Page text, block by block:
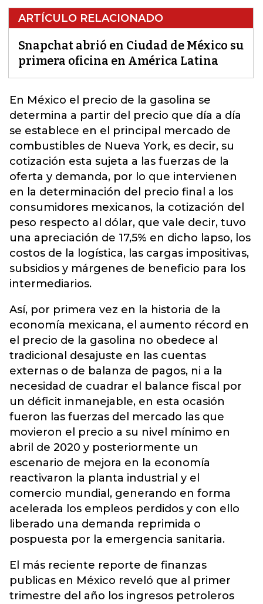
ARTÍCULO RELACIONADO
Snapchat abrió en Ciudad de México su
primera oficina en América Latina
En México el precio de la gasolina se
determina a partir del precio que día a día
se establece en el principal mercado de
combustibles de Nueva York, es decir, su
cotización esta sujeta a las fuerzas de la
oferta y demanda, por lo que intervienen
en la determinación del precio final a los
consumidores mexicanos, la cotización del
peso respecto al dólar, que vale decir, tuvo
una apreciación de 17,5% en dicho lapso, los
costos de la logística, las cargas impositivas,
subsidios y márgenes de beneficio para los
intermediarios.
Así, por primera vez en la historia de la
economía mexicana, el aumento récord en
el precio de la gasolina no obedece al
tradicional desajuste en las cuentas
externas o de balanza de pagos, ni a la
necesidad de cuadrar el balance fiscal por
un déficit inmanejable, en esta ocasión
fueron las fuerzas del mercado las que
movieron el precio a su nivel mínimo en
abril de 2020 y posteriormente un
escenario de mejora en la economía
reactivaron la planta industrial y el
comercio mundial, generando en forma
acelerada los empleos perdidos y con ello
liberado una demanda reprimida o
pospuesta por la emergencia sanitaria.
El más reciente reporte de finanzas
publicas en México reveló que al primer
trimestre del año los ingresos petroleros